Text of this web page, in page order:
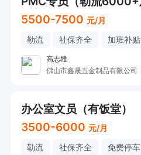
5500-7500 元/月
勒流 社保齐全 加班补贴
高志雄
佛山市鑫晟五金制品有限公司
办公室文员（有饭堂）
3500-6000 元/月
勒流 社保齐全 免费停车